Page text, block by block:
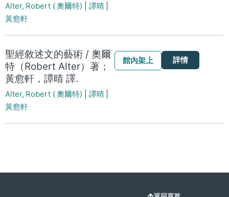
Alter, Robert ( 奧爾特) 譚晴|
黃愈軒
聖經敘述文的藝術 / 奧爾
特（Robert Alter）著；
黃愈軒，譚晴 譯.
Alter, Robert ( 奧爾特) 譚晴|
黃愈軒
館內架上 詳情